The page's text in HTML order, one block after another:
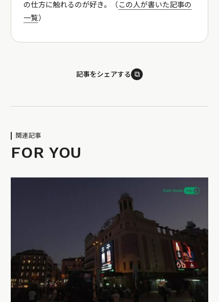
の仕方に触れるのが好き。（ この人が書いた記事の
一覧）
記事をシェアする ⧉
関連記事
FOR YOU